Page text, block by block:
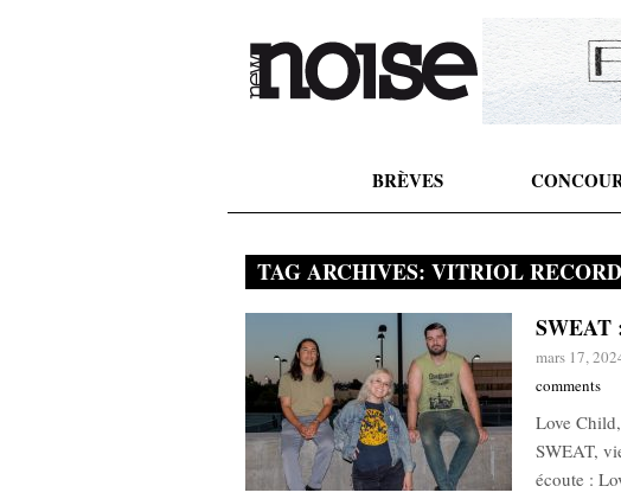
BRÈVES
TAG ARCHIVES: VITRIOL
SWEAT
mars 17,
comments
Love
SWEAT,
écoute :